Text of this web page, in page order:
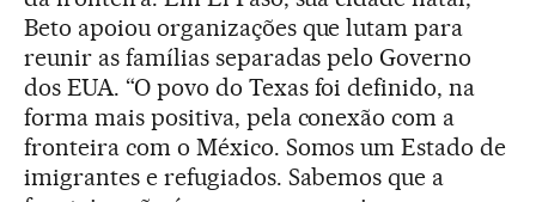
Beto apoiou organizações que lutam para
reunir as famílias separadas pelo Governo
dos EUA. “O povo do Texas foi definido, na
forma mais positiva, pela conexão com a
fronteira com o México. Somos um Estado de
imigrantes e refugiados. Sabemos que a